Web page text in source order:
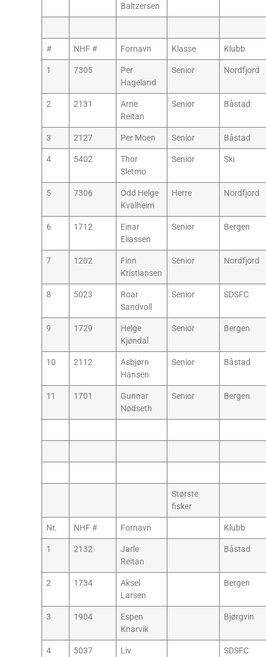
Baltzersen
# NHF # Fornavn Klasse Klubb
1 7305
Per
Hageland
Senior Nordfjord
2 2131
Arne
Reitan
Senior Båstad
3 2127 Per Moen Senior Båstad
4 5402
Thor
Sletmo
Senior Ski
5 7306
Odd Helge
Kvalheim
Herre Nordfjord
6 1712
Einar
Eliassen
Senior Bergen
7 1202
Finn
Kristiansen
Senior Nordfjord
8 5023
Roar
Sandvoll
Senior SDSFC
9 1729
Helge
Kjøndal
Senior Bergen
10 2112
Asbjørn
Hansen
Senior Båstad
11 1701
Gunnar
Nødseth
Senior Bergen
Største
fisker
Nr. NHF # Fornavn Klubb
1 2132
Jarle
Reitan
Båstad
2 1734
Aksel
Larsen
Bergen
3 1904
Espen
Knarvik
Bjørgvin
4 5037
Liv
SDSFC